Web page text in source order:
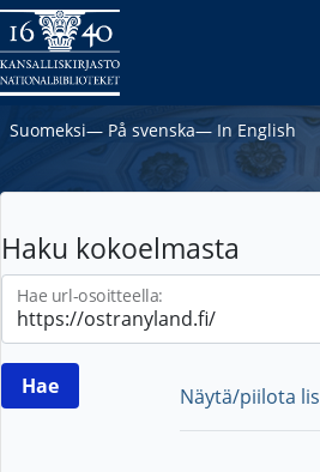
Suomeksi― På svenska― In English
Haku kokoelmasta
Hae url-osoitteella:
Näytä/piilota